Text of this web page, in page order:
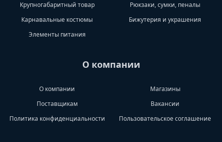
Крупногабаритный товар
Рюкзаки, сумки, пеналы
Карнавальные костюмы
Бижутерия и украшения
Элементы питания
О компании
О компании
Магазины
Поставщикам
Вакансии
Политика конфиденциальности
Пользовательское соглашение